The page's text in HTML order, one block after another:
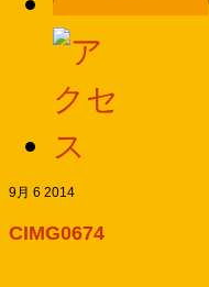
9月 6 2014
CIMG0674